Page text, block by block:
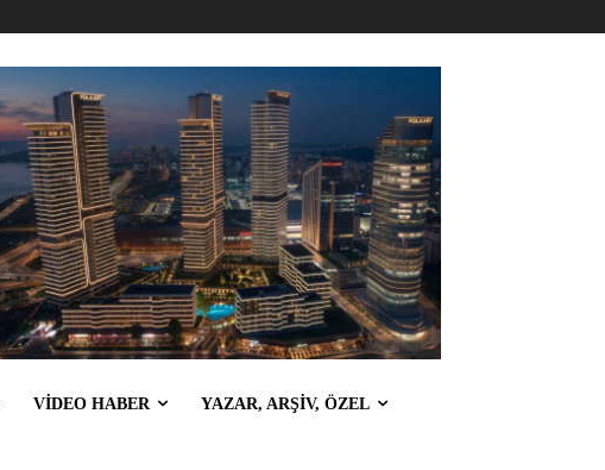
VİDEO HABER YAZAR, ARŞİV, ÖZEL